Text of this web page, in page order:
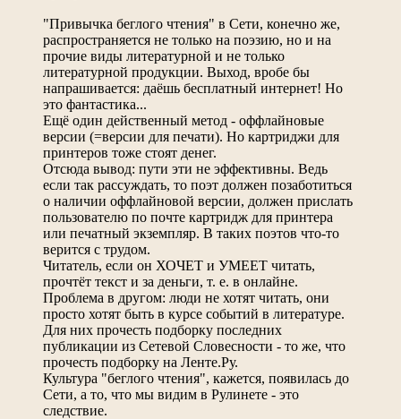
"Привычка беглого чтения" в Сети, конечно же,
распространяется не только на поэзию, но и на
прочие виды литературной и не только
литературной продукции. Выход, вробе бы
напрашивается: даёшь бесплатный интернет! Но
это фантастика...
Ещё один действенный метод - оффлайновые
версии (=версии для печати). Но картриджи для
принтеров тоже стоят денег.
Отсюда вывод: пути эти не эффективны. Ведь
если так рассуждать, то поэт должен позаботиться
о наличии оффлайновой версии, должен прислать
пользователю по почте картридж для принтера
или печатный экземпляр. В таких поэтов что-то
верится с трудом.
Читатель, если он ХОЧЕТ и УМЕЕТ читать,
прочтёт текст и за деньги, т. е. в онлайне.
Проблема в другом: люди не хотят читать, они
просто хотят быть в курсе событий в литературе.
Для них прочесть подборку последних
публикации из Сетевой Словесности - то же, что
прочесть подборку на Ленте.Ру.
Культура "беглого чтения", кажется, появилась до
Сети, а то, что мы видим в Рулинете - это
следствие.